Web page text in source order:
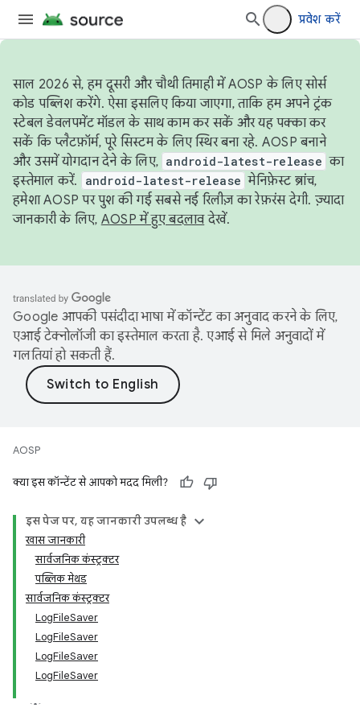
प्रवेश करें
साल 2026 से, हम दूसरी और चौथी तिमाही में AOSP के लिए सोर्स
कोड पब्लिश करेंगे. ऐसा इसलिए किया जाएगा, ताकि हम अपने ट्रंक
स्टेबल डेवलपमेंट मॉडल के साथ काम कर सकें और यह पक्का कर
सकें कि प्लैटफ़ॉर्म, पूरे सिस्टम के लिए स्थिर बना रहे. AOSP बनाने
और उसमें योगदान देने के लिए, android-latest-release का
इस्तेमाल करें.
android-latest-release मेनिफ़ेस्ट ब्रांच,
हमेशा AOSP पर पुश की गई सबसे नई रिलीज़ का रेफ़रंस देगी. ज़्यादा
जानकारी के लिए, AOSP में हुए बदलावदेखें.
Google आपकी पसंदीदा भाषा में कॉन्टेंट का अनुवाद करने के लिए,
एआई टेक्नोलॉजी का इस्तेमाल करता है. एआई से मिले अनुवादों में
गलतियां हो सकती हैं.
AOSP
क्या इस कॉन्टेंट से आपको मदद मिली?
इस पेज पर, यह जानकारी उपलब्ध है
खास जानकारी
सार्वजनिक कंस्ट्रक्टर
पब्लिक मेथड
सार्वजनिक कंस्ट्रक्टर
LogFileSaver
LogFileSaver
LogFileSaver
LogFileSaver